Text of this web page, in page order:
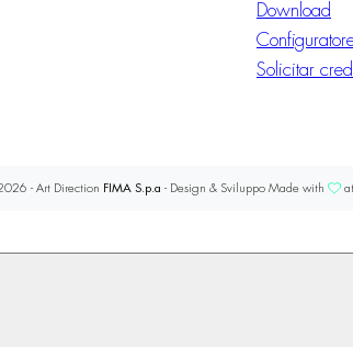
Download
Solicitar
- Art Direction FIMA S.p.a - Design & Sviluppo Made with at